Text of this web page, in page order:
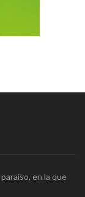
en la que